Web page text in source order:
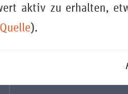
aktiv zu erhalten,
Quelle).